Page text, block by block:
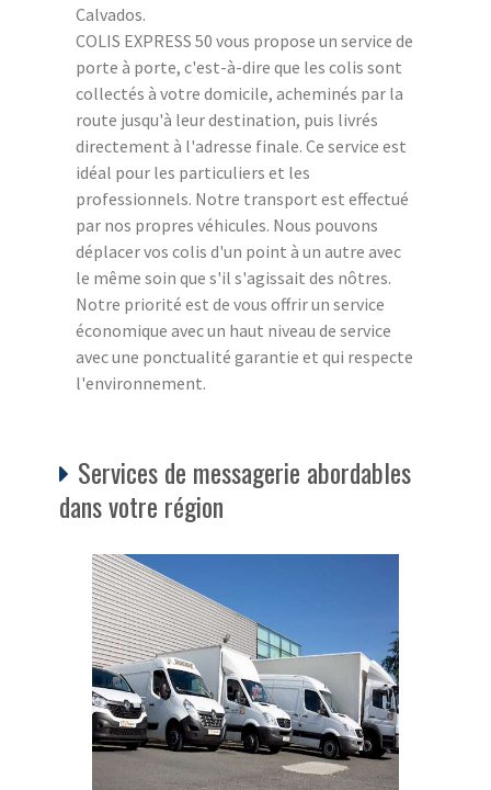
Calvados.
COLIS EXPRESS 50 vous propose un service de
porte à porte, c'est-à-dire que les colis sont
collectés à votre domicile, acheminés par la
route jusqu'à leur destination, puis livrés
directement à l'adresse finale. Ce service est
idéal pour les particuliers et les
professionnels. Notre transport est effectué
par nos propres véhicules. Nous pouvons
déplacer vos colis d'un point à un autre avec
le même soin que s'il s'agissait des nôtres.
Notre priorité est de vous offrir un service
économique avec un haut niveau de service
avec une ponctualité garantie et qui respecte
l'environnement.
Services de messagerie abordables
dans votre région